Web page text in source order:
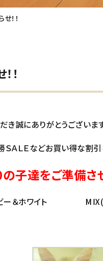
！！
！
き誠にありがとうございます
ＡＬＥなどお買い得な割
子達をご準備さ
＆ホワイト